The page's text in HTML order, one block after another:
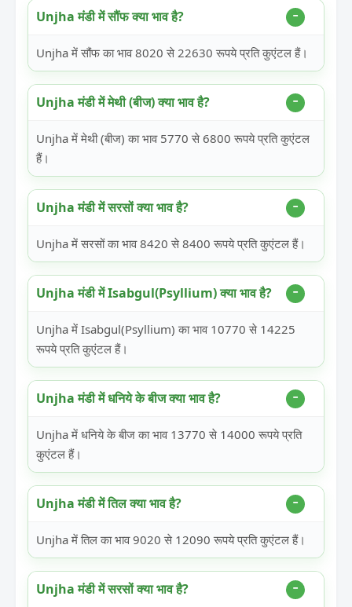
Unjha मंडी में सौंफ क्या भाव है?
Unjha में सौंफ का भाव 8020 से 22630 रूपये प्रति कुएंटल हैं।
Unjha मंडी में मेथी (बीज) क्या भाव है?
Unjha में मेथी (बीज) का भाव 5770 से 6800 रूपये प्रति कुएंटल
हैं।
Unjha मंडी में सरसों क्या भाव है?
Unjha में सरसों का भाव 8420 से 8400 रूपये प्रति कुएंटल हैं।
Unjha मंडी में Isabgul(Psyllium) क्या भाव है?
Unjha में Isabgul(Psyllium) का भाव 10770 से 14225
रूपये प्रति कुएंटल हैं।
Unjha मंडी में धनिये के बीज क्या भाव है?
Unjha में धनिये के बीज का भाव 13770 से 14000 रूपये प्रति
कुएंटल हैं।
Unjha मंडी में तिल क्या भाव है?
Unjha में तिल का भाव 9020 से 12090 रूपये प्रति कुएंटल हैं।
Unjha मंडी में सरसों क्या भाव है?